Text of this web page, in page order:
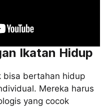
Ikatan Hidup
bisa bertahan hidup
Mereka harus
yang cocok